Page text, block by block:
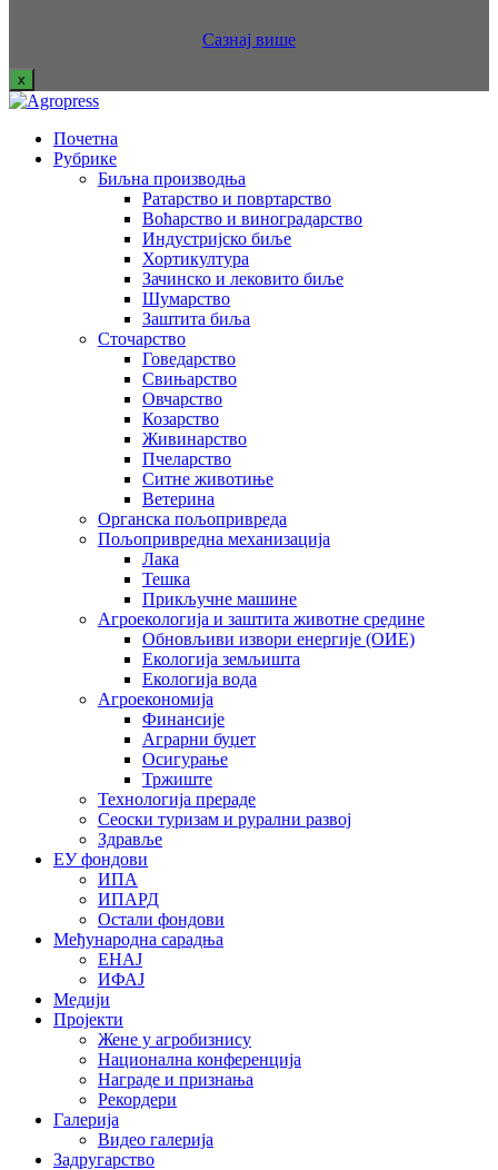
Сазнај више
x
Почетна
Рубрике
Биљна производња
Ратарство и повртарство
Воћарство и виноградарство
Индустријско биље
Хортикултура
Зачинско и лековито биље
Шумарство
Заштита биља
Сточарство
Говедарство
Свињарство
Овчарство
Козарство
Живинарство
Пчеларство
Ситне животиње
Ветерина
Органска пољопривреда
Пољопривредна механизација
Лака
Тешка
Прикључне машине
Агроекологија и заштита животне средине
Обновљиви извори енергије (ОИЕ)
Екологија земљишта
Екологија вода
Агроекономија
Финансије
Аграрни буџет
Осигурање
Тржиште
Технологија прераде
Сеоски туризам и рурални развој
Здравље
ЕУ фондови
ИПА
ИПАРД
Остали фондови
Међународна сарадња
ЕНАЈ
ИФАЈ
Медији
Пројекти
Жене у агробизнису
Национална конференција
Награде и признања
Рекордери
Галерија
Видео галерија
Задругарство